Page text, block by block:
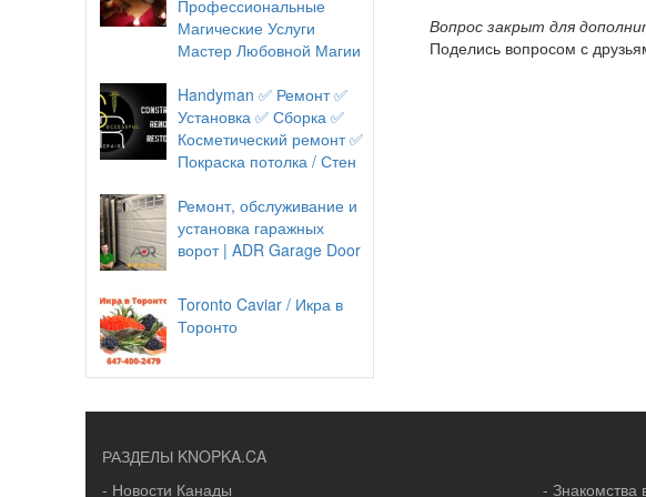
Профессиональные
Магические Услуги
Мастер Любовной Магии
Handyman ✅ Ремонт ✅
Установка ✅ Сборка ✅
Косметический ремонт ✅
Покраска потолка / Стен
Ремонт, обслуживание и
установка гаражных
ворот | ADR Garage Door
Toronto Caviar / Икра в
Торонто
Вопрос закрыт для
Поделись вопросом с
РАЗДЕЛЫ KNOPKA.CA
- Новости Канады
- Знакомства